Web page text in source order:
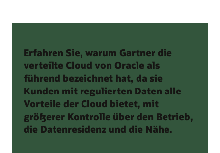
Erfahren Sie, warum Gartner die
verteilte Cloud von Oracle als
führend bezeichnet hat, da sie
Kunden mit regulierten Daten alle
Vorteile der Cloud bietet, mit
größerer Kontrolle über den Betrieb,
die Datenresidenz und die Nähe.